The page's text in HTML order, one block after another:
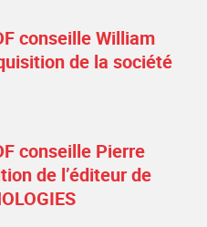
conseille William
de la société
conseille Pierre
de l’éditeur de